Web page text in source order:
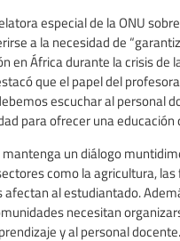
especial de la ONU
a la necesidad de
en África durante la crisis de
que el papel del
escuchar al personal
para ofrecer una educación
un diálogo
como la agricultura, las
afectan al estudiantado.
necesitan
y al personal docente.